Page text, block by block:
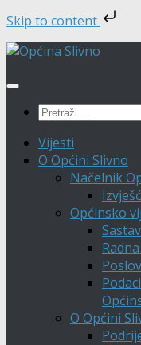
Skip to content
Skip
content
Pretraži:
Vijesti
O Općini Slivno
Načelnik
Općinsko
O Općini